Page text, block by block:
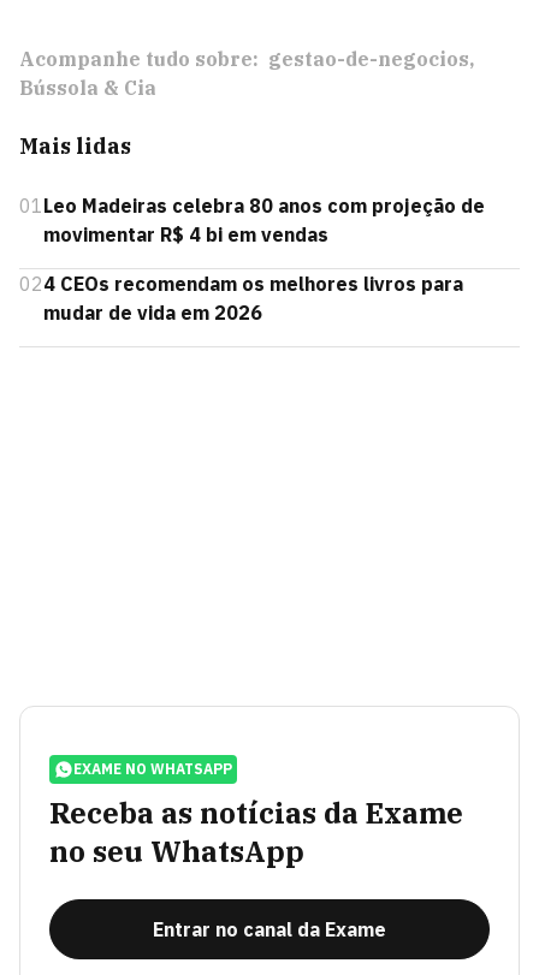
Acompanhe tudo sobre: gestao-de-negocios
Bússola & Cia
Mais lidas
01Leo Madeiras celebra 80 anos com projeção de
movimentar R$ 4 bi em vendas
024 CEOs recomendam os melhores livros para
mudar de vida em 2026
EXAME NO WHATSAPP
Receba as notícias da Exame
no seu WhatsApp
Entrar no canal da Exame